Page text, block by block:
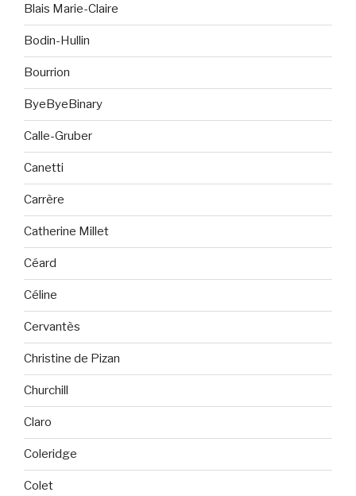
Blais Marie-Claire
Bodin-Hullin
Bourrion
ByeByeBinary
Calle-Gruber
Canetti
Carrère
Catherine Millet
Céard
Céline
Cervantès
Christine de Pizan
Churchill
Claro
Coleridge
Colet